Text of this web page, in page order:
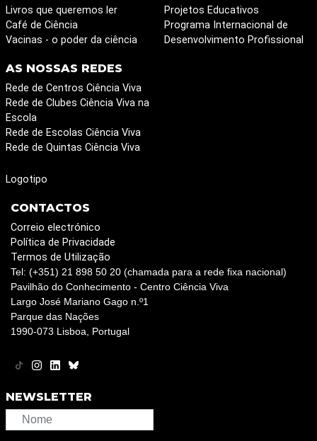
Livros que queremos ler
Café de Ciência
Vacinas - o poder da ciência
Projetos Educativos
Programa Internacional de
Desenvolvimento Profissional
AS NOSSAS REDES
Rede de Centros Ciência Viva
Rede de Clubes Ciência Viva na
Escola
Rede de Escolas Ciência Viva
Rede de Quintas Ciência Viva
Logotipo
CONTACTOS
Correio electrónico
Política de Privacidade
Termos de Utilização
Tel: (+351) 21 898 50 20 (chamada para a rede fixa nacional)
Pavilhão do Conhecimento - Centro Ciência Viva
Largo José Mariano Gago n.º1
Parque das Nações
1990-073 Lisboa, Portugal
NEWSLETTER